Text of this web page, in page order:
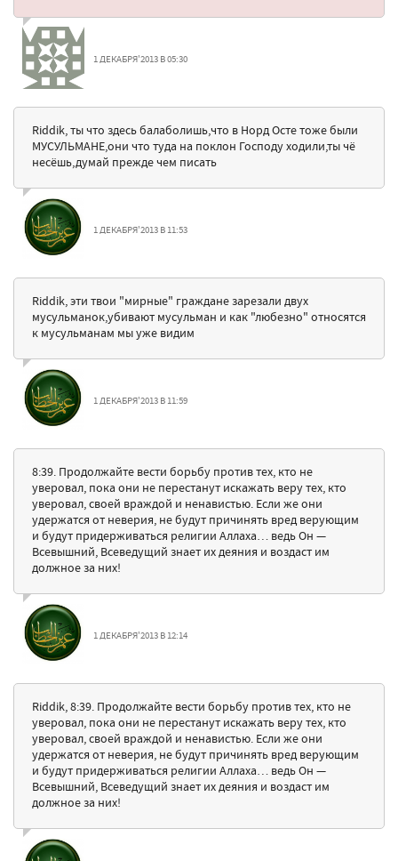
1 ДЕКАБРЯ'2013 В 05:30
Riddik, ты что здесь балаболишь,что в Норд Осте тоже были
МУСУЛЬМАНЕ,они что туда на поклон Господу ходили,ты чё
несёшь,думай прежде чем писать
1 ДЕКАБРЯ'2013 В 11:53
Riddik, эти твои "мирные" граждане зарезали двух
мусульманок,убивают мусульман и как "любезно" относятся
к мусульманам мы уже видим
1 ДЕКАБРЯ'2013 В 11:59
8:39. Продолжайте вести борьбу против тех, кто не
уверовал, пока они не перестанут искажать веру тех, кто
уверовал, своей враждой и ненавистью. Если же они
удержатся от неверия, не будут причинять вред верующим
и будут придерживаться религии Аллаха… ведь Он —
Всевышний, Всеведущий знает их деяния и воздаст им
должное за них!
1 ДЕКАБРЯ'2013 В 12:14
Riddik, 8:39. Продолжайте вести борьбу против тех, кто не
уверовал, пока они не перестанут искажать веру тех, кто
уверовал, своей враждой и ненавистью. Если же они
удержатся от неверия, не будут причинять вред верующим
и будут придерживаться религии Аллаха… ведь Он —
Всевышний, Всеведущий знает их деяния и воздаст им
должное за них!